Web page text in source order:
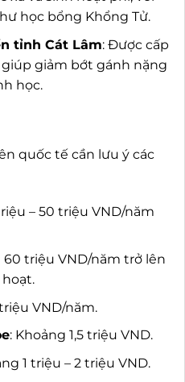
học bổng Khổng Tử.
tỉnh Cát Lâm: Được cấp
giảm bớt gánh nặng
học.
quốc tế cần lưu ý các
– 50 triệu VND/năm
60 triệu VND/năm trở lên
VND/năm.
: Khoảng 1,5 triệu VND.
1 triệu – 2 triệu VND.